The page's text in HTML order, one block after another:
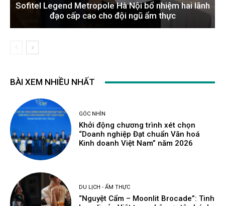
Sofitel Legend Metropole Hà Nội bổ nhiệm hai lãnh
đạo cấp cao cho đội ngũ ẩm thực
BÀI XEM NHIỀU NHẤT
GÓC NHÌN
Khởi động chương trình xét chọn
“Doanh nghiệp Đạt chuẩn Văn hoá
Kinh doanh Việt Nam” năm 2026
DU LỊCH - ẨM THỰC
“Nguyệt Cẩm – Moonlit Brocade”: Tinh